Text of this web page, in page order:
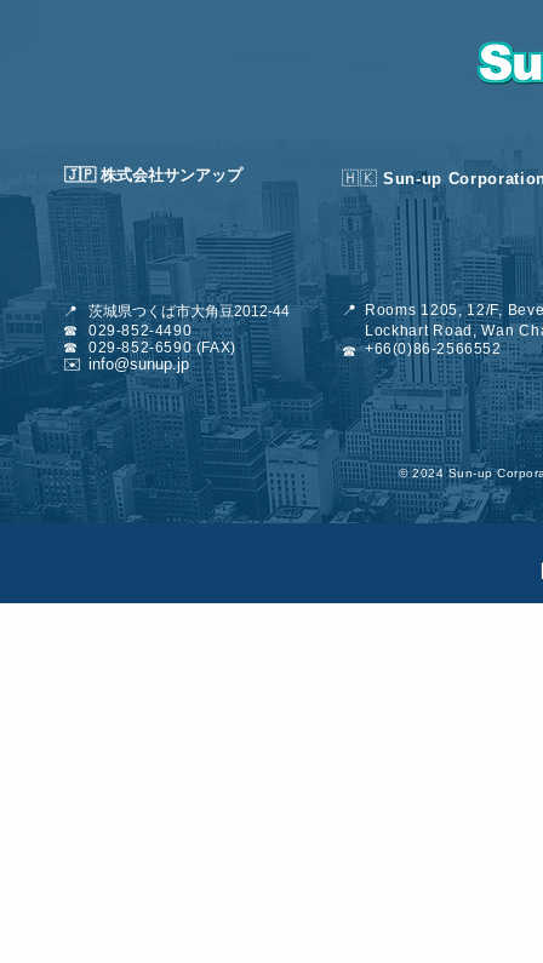
🇯🇵 株式会社サンアップ 🇭🇰Sun-up
📍
☎
☎
✉️
📍
☎
茨城県つくば市大角豆2012-44
029-852-4490
029-852-6590 (FAX)
info@sunup.jp
Rooms 1205, 12/F,
Lockhart Road, Wan
+66(0)86-2566552
©︎ 2024 Sun-up